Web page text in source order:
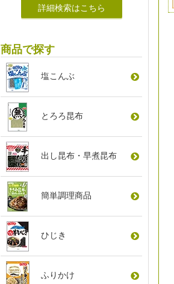
詳細検索はこちら
商品で探す
塩こんぶ
とろろ昆布
出し昆布 ・ 早煮昆布
簡単調理商品
ひじき
ふりかけ